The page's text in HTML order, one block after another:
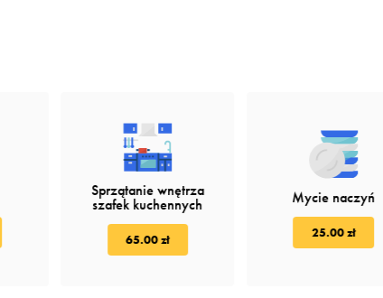
Sprzątanie wnętrza
szafek kuchennych
65.00 zł
Mycie naczyń
25.00 zł